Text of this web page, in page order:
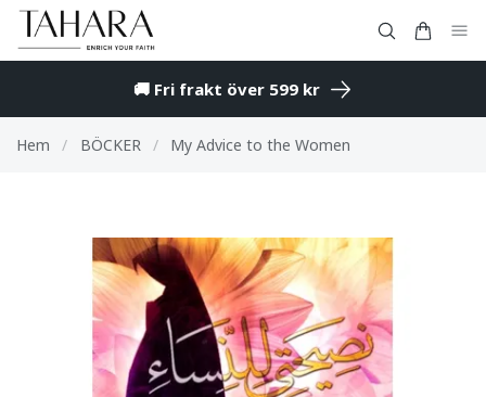
🚚 Fri frakt över 599 kr
Hem / BÖCKER / My Advice to the Women